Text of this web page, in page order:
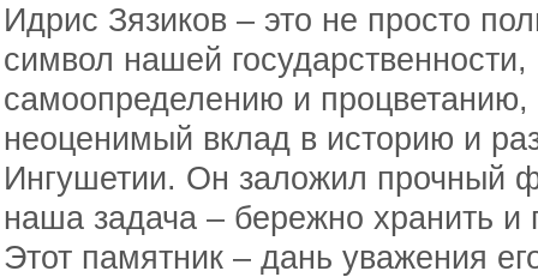
Идрис Зязиков – это не просто
символ нашей
самоопределению и процветанию,
неоценимый вклад в историю и
Ингушетии. Он заложил прочный
наша задача – бережно хранить и
Этот памятник – дань уважения